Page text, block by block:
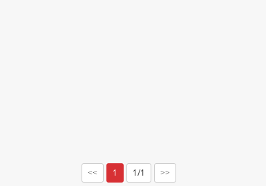
<< 1 1/1 >>